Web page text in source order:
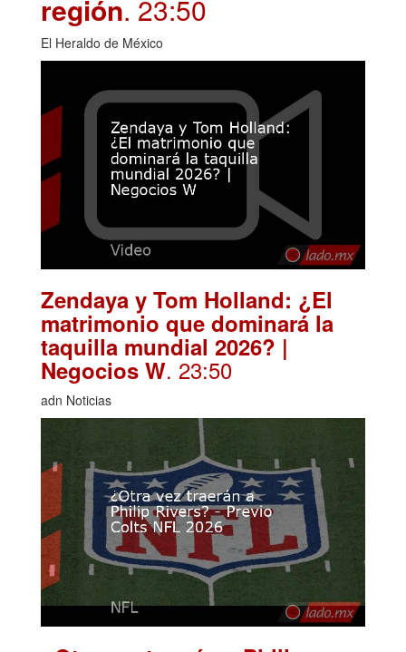
región. 23:50
El Heraldo de México
Zendaya y Tom Holland: ¿El
matrimonio que dominará la
taquilla mundial 2026? |
Negocios W. 23:50
adn Noticias